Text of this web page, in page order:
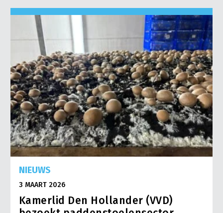
NIEUWS
3 MAART 2026
Kamerlid Den Hollander (VVD)